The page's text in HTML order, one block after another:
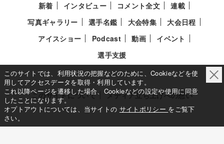
新着 インタビュー コメント全文
連載
写真ギャラリー
選手名鑑 大会特集
大会日程
アイスショー
Podcast 動画
イベント
選手支援
このサイトについて メディア立ち上げへの想い
このサイトでは、利用状況の把握などのために、Cookieなどを使
用してアクセスデータを取得・利用しています。
これ以降ページを遷移した場合、Cookieなどの設定や使用に同意
したことになります。
オプトアウトについては、当サイトの サイトポリシー をご覧下
さい。